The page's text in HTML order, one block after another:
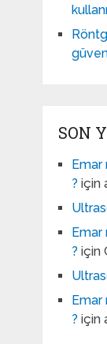
SON
Emar
? için
Emar
? için
Emar
? için